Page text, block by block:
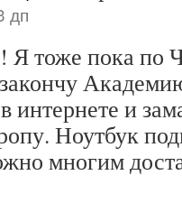
дп
тоже пока по
интернете и
Ноутбук
многим